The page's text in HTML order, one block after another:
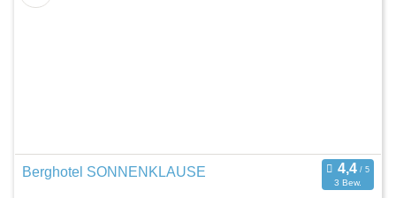
Berghotel SONNENKLAUSE
3 Bew.